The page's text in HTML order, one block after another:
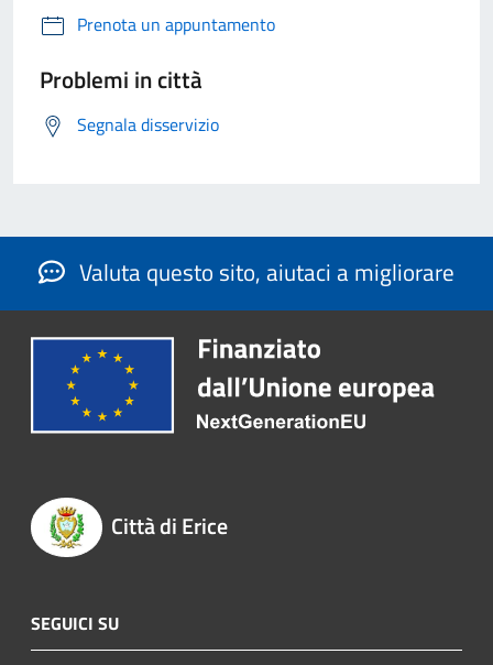
Prenota un appuntamento
Problemi in città
Segnala disservizio
Valuta questo sito, aiutaci a migliorare
Città di Erice
SEGUICI SU